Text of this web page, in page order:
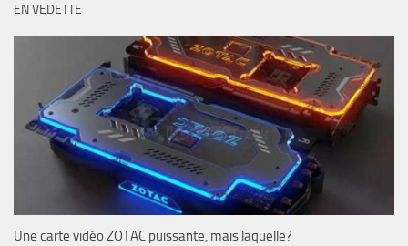
EN VEDETTE
Une carte vidéo ZOTAC puissante, mais laquelle?